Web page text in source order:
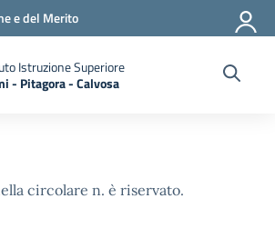
e del Merito
Istruzione Superiore
- Pitagora - Calvosa
la pagina iniziale della scuola
circolare n. è riservato.